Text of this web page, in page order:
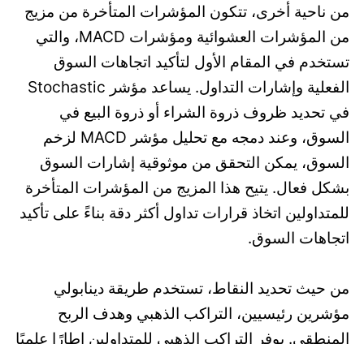
من ناحية أخرى، تتكون المؤشرات المتأخرة من مزيج
من المؤشرات العشوائية ومؤشرات MACD، والتي
تستخدم في المقام الأول لتأكيد اتجاهات السوق
الفعلية وإشارات التداول. يساعد مؤشر Stochastic
في تحديد ظروف ذروة الشراء أو ذروة البيع في
السوق، وعند دمجه مع تحليل مؤشر MACD لزخم
السوق، يمكن التحقق من موثوقية إشارات السوق
بشكل فعال. يتيح هذا المزيج من المؤشرات المتأخرة
للمتداولين اتخاذ قرارات تداول أكثر دقة بناءً على تأكيد
اتجاهات السوق.
من حيث تحديد النقاط، تستخدم طريقة دينابولي
مؤشرين رئيسيين، التراكب الذهبي وهدف الربح
المنطقي. يوفر التراكب الذهبي للمتداولين إطارًا علميًا